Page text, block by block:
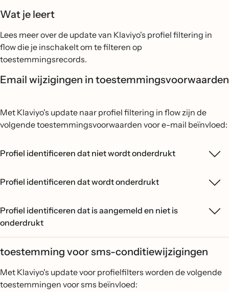
Wat je leert
Lees meer over de update van Klaviyo's profiel filtering in
flow die je inschakelt om te filteren op
toestemmingsrecords.
Email wijzigingen in toestemmingsvoorwaarden
Met Klaviyo's update naar profiel filtering in flow zijn de
volgende toestemmingsvoorwaarden voor e-mail beïnvloed:
Profiel identificeren dat niet wordt onderdrukt
Profiel identificeren dat wordt onderdrukt
Profiel identificeren dat is aangemeld en niet is
onderdrukt
toestemming voor sms-conditiewijzigingen
Met Klaviyo's update voor profielfilters worden de volgende
toestemmingen voor sms beïnvloed: